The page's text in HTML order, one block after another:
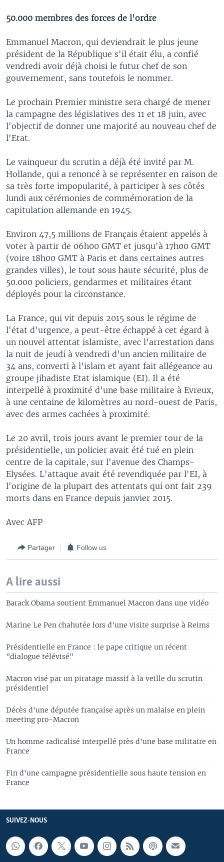
50.000 membres des forces de l'ordre
Emmanuel Macron, qui deviendrait le plus jeune
président de la République s'il était élu, a confié
vendredi avoir déjà choisi le futur chef de son
gouvernement, sans toutefois le nommer.
Le prochain Premier ministre sera chargé de mener
la campagne des législatives des 11 et 18 juin, avec
l'objectif de donner une majorité au nouveau chef de
l'Etat.
Le vainqueur du scrutin a déjà été invité par M.
Hollande, qui a renoncé à se représenter en raison de
sa très forte impopularité, à participer à ses côtés
lundi aux cérémonies de commémoration de la
capitulation allemande en 1945.
Environ 47,5 millions de Français étaient appelés à
voter à partir de 06h00 GMT et jusqu'à 17h00 GMT
(voire 18h00 GMT à Paris et dans certaines autres
grandes villes), le tout sous haute sécurité, plus de
50.000 policiers, gendarmes et militaires étant
déployés pour la circonstance.
La France, qui vit depuis 2015 sous le régime de
l'état d'urgence, a peut-être échappé à cet égard à
un nouvel attentat islamiste, avec l'arrestation dans
la nuit de jeudi à vendredi d'un ancien militaire de
34 ans, converti à l'islam et ayant fait allégeance au
groupe jihadiste Etat islamique (EI). Il a été
interpellé à proximité d'une base militaire à Evreux,
à une centaine de kilomètres au nord-ouest de Paris,
avec des armes cachées à proximité.
Le 20 avril, trois jours avant le premier tour de la
présidentielle, un policier avait été tué en plein
centre de la capitale, sur l'avenue des Champs-
Elysées. L'attaque avait été revendiquée par l'EI, à
l'origine de la plupart des attentats qui ont fait 239
morts dans en France depuis janvier 2015.
Avec AFP
Partager Follow us
A lire aussi
Barack Obama soutient Emmanuel Macron dans une vidéo
Marine Le Pen chahutée lors d'une visite surprise à Reims
Présidentielle en France : le pape critique un récent
"dialogue télévisé"
Macron visé par un piratage massif à la veille du scrutin
présidentiel
Décès d'une députée française après un malaise en plein
meeting pro-Macron
Un homme radicalisé interpellé près d'une base militaire en
France
Fin d'une campagne présidentielle sous haute tension en
France
SUIVEZ-NOUS